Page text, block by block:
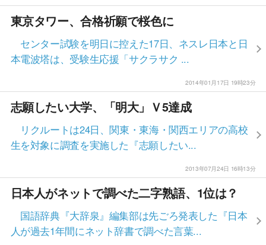
東京タワー、合格祈願で桜色に
センター試験を明日に控えた17日、ネスレ日本と日
本電波塔は、受験生応援「サクラサク ...
2014年01月17日 19時23分
志願したい大学、「明大」Ｖ5達成
リクルートは24日、関東・東海・関西エリアの高校
生を対象に調査を実施した『志願したい...
2013年07月24日 16時13分
日本人がネットで調べた二字熟語、1位は？
国語辞典『大辞泉』編集部は先ごろ発表した『日本
人が過去1年間にネット辞書で調べた言葉...